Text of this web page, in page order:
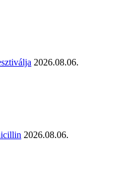
2026.08.06.
2026.08.06.